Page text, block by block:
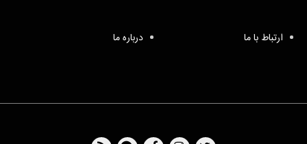
ارتباط با ما درباره ما